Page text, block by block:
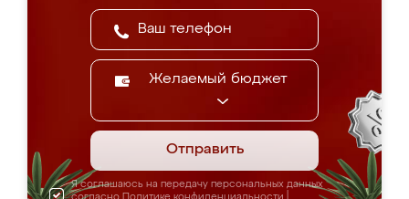
Желаемый бюджет
Отправить
Я соглашаюсь на передачу персональных данных
согласно Политике конфиденциальности